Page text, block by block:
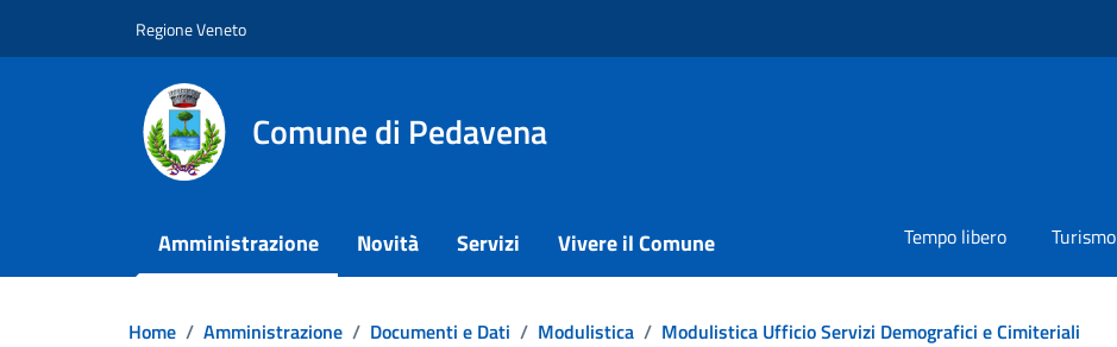
Regione Veneto
Comune di Pedavena
Amministrazione Novità Servizi Vivere il Comune Tempo libero Turismo
Home / Amministrazione / Documenti e Dati / Modulistica / Modulistica Ufficio Servizi Demografici e Cimiteriali